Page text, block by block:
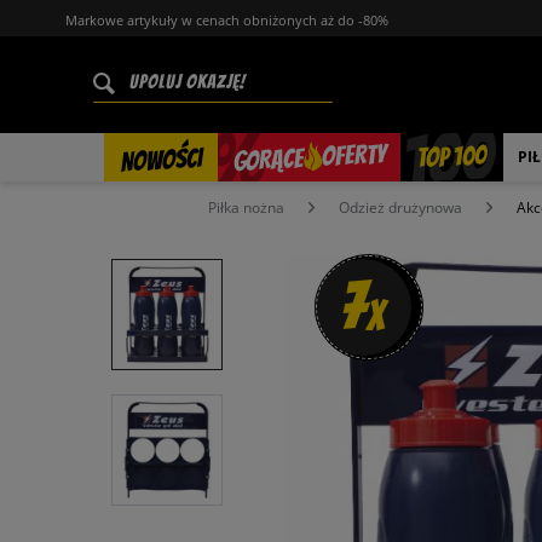
Markowe artykuły w cenach obniżonych aż do -80%
NOWOŚCI GORĄCE OFERTY
% TOP 100
Piłka nożna Odzież drużynowa
7x